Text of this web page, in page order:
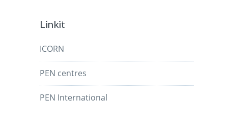
Linkit
ICORN
PEN centres
PEN International